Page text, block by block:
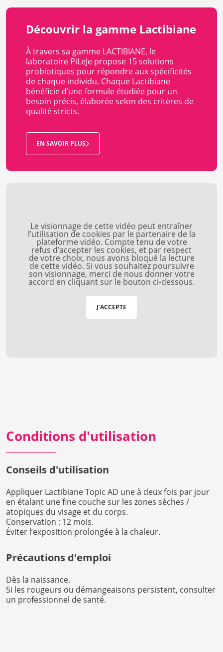
Découvrir la gamme Lactibiane
À travers sa gamme LACTIBIANE, le
laboratoire PiLeJe propose 15 solutions
probiotiques pour répondre aux spécificités
de chaque individu. Chaque Lactibiane
bénéficie d’une formule étudiée pour un
besoin précis, élaborée selon des critères de
qualité stricts.
EN SAVOIR PLUS
Le visionnage de cette vidéo peut entraîner
l’utilisation de cookies par le partenaire de la
plateforme vidéo. Compte tenu de votre
refus d’accepter les cookies, et par respect
de votre choix, nous avons bloqué la lecture
de cette vidéo. Si vous souhaitez poursuivre
son visionnage, merci de nous donner votre
accord en cliquant sur le bouton ci-dessous.
J'ACCEPTE
Conditions d'utilisation
Conseils d'utilisation
Appliquer Lactibiane Topic AD une à deux fois par jour
en étalant une fine couche sur les zones sèches /
atopiques du visage et du corps.
Conservation : 12 mois.
Éviter l’exposition prolongée à la chaleur.
Précautions d'emploi
Dès la naissance.
Si les rougeurs ou démangeaisons persistent, consulter
un professionnel de santé.